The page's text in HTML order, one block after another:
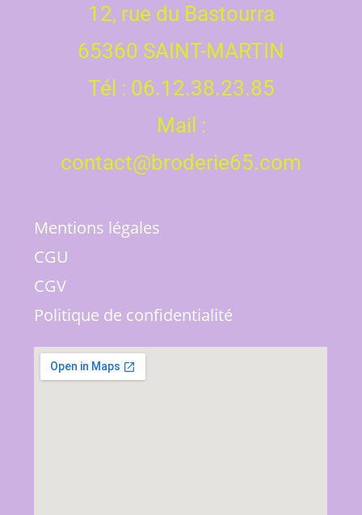
12, rue du Bastourra
65360 SAINT-MARTIN
Tél : 06.12.38.23.85
Mail :
contact@broderie65.com
Mentions légales
CGU
CGV
Politique de confidentialité